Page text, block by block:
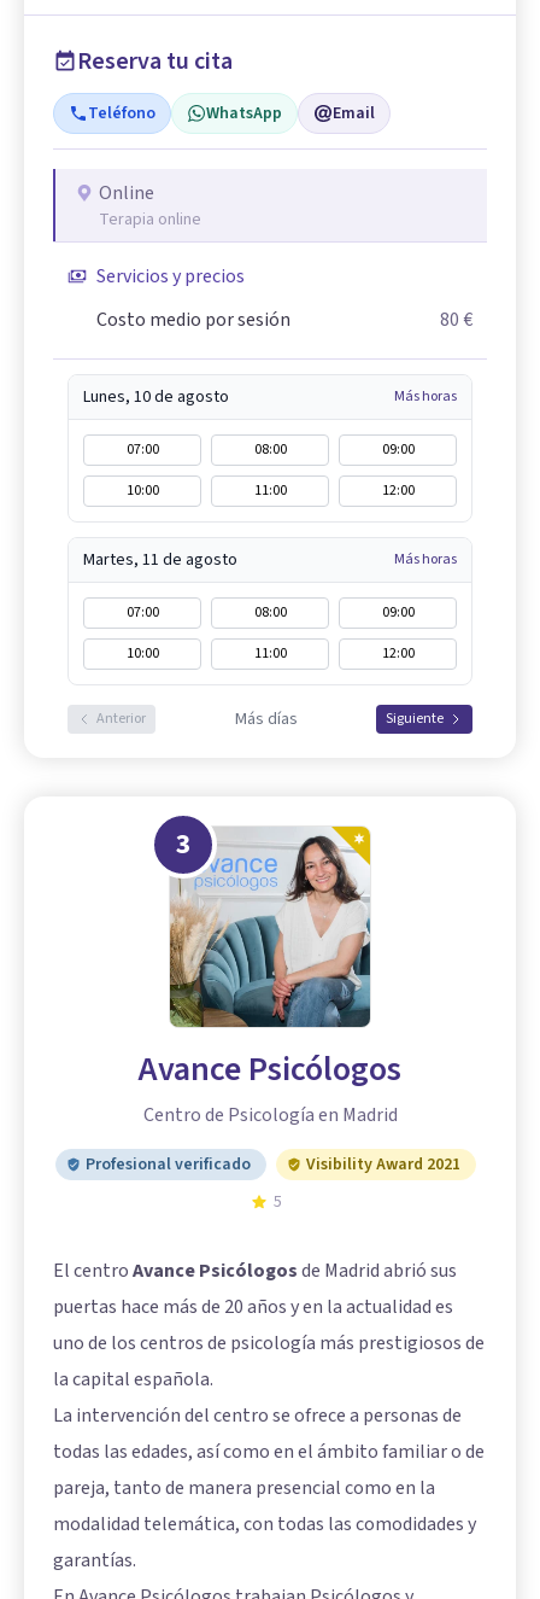
Reserva tu cita
Teléfono WhatsApp Email
Online
Terapia online
Servicios y precios
Costo medio por sesión
80 €
Lunes, 10 de agosto Más horas
07:00 08:00
09:00
10:00
11:00 12:00
Martes, 11 de agosto Más horas
07:00 08:00
09:00
10:00
11:00 12:00
Anterior Más días Siguiente
3
Avance Psicólogos
Centro de Psicología en Madrid
Profesional verificado
Visibility Award 2021
5
El centroAvance Psicólogosde Madrid abrió sus
puertas hace más de 20 años y en la actualidad es
uno de los centros de psicología más prestigiosos de
la capital española.
La intervención del centro se ofrece a personas de
todas las edades, así como en el ámbito familiar o de
pareja, tanto de manera presencial como en la
modalidad telemática, con todas las comodidades y
garantías.